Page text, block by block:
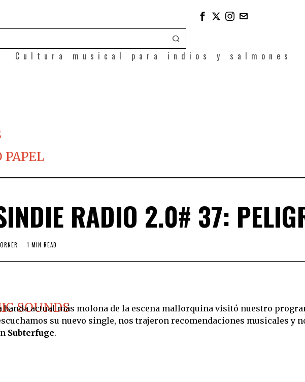
Cultura musical para indios y salmones
PAPEL
SOUNDS
RADIO 2.0# 37:
1 MIN READ
banda actual más molona de la escena mallorquina visitó nuestro
su nuevo single, nos trajeron recomendaciones musicales y
Subterfuge.